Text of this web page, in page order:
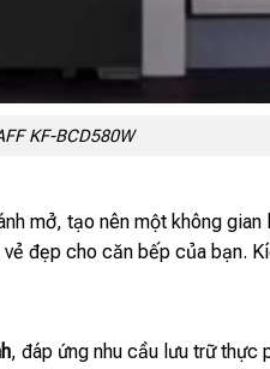
KF-BCD580W
mở, tạo nên một không
đẹp cho căn bếp của bạn.
, đáp ứng nhu cầu lưu trữ thực